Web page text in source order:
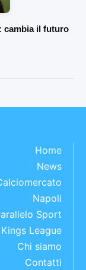
cambia il futuro
Home
News
Napoli
Sport
Kings League
Chi siamo
Contatti